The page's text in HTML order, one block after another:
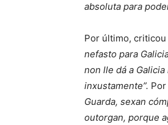
absoluta para
Por último, criticou
nefasto para
non lle dá a
inxustamente”.
Guarda, sexan
outorgan, porque